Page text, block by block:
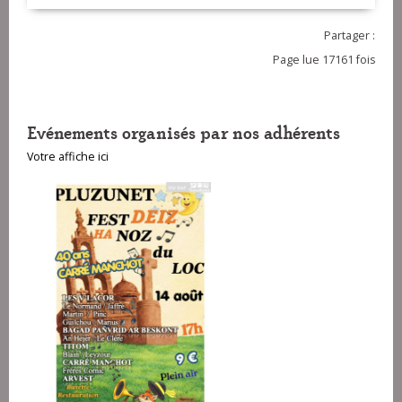
Partager :
Page lue 17161 fois
Evénements organisés par nos adhérents
Votre affiche ici